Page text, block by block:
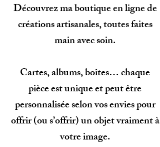
Découvrez ma boutique en ligne de
créations artisanales, toutes faites
main avec soin.
Cartes, albums, boîtes… chaque
pièce est unique et peut être
personnalisée selon vos envies pour
offrir (ou s’offrir) un objet vraiment à
votre image.